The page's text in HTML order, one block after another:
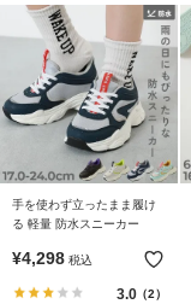
手を使わず立ったまま履け
る 軽量 防水スニーカー
¥4,298 税込
3.0（2）